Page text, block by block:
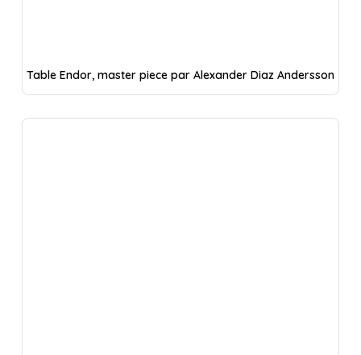
Table Endor, master piece par Alexander Diaz Andersson